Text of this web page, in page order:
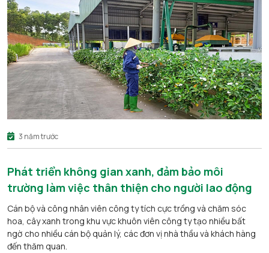
3 năm trước
Phát triển không gian xanh, đảm bảo môi
trường làm việc thân thiện cho người lao động
Cán bộ và công nhân viên công ty tích cực trồng và chăm sóc
hoa, cây xanh trong khu vực khuôn viên công ty tạo nhiều bất
ngờ cho nhiều cán bộ quản lý, các đơn vị nhà thầu và khách hàng
đến thăm quan.